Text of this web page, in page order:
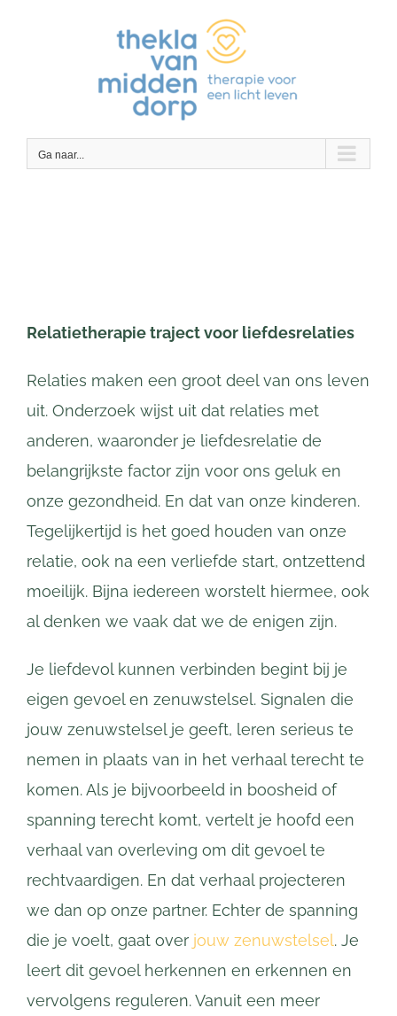
Ga naar...
Relatietherapie traject voor liefdesrelaties
Relaties maken een groot deel van ons leven
uit. Onderzoek wijst uit dat relaties met
anderen, waaronder je liefdesrelatie de
belangrijkste factor zijn voor ons geluk en
onze gezondheid. En dat van onze kinderen.
Tegelijkertijd is het goed houden van onze
relatie, ook na een verliefde start, ontzettend
moeilijk. Bijna iedereen worstelt hiermee, ook
al denken we vaak dat we de enigen zijn.
Je liefdevol kunnen verbinden begint bij je
eigen gevoel en zenuwstelsel. Signalen die
jouw zenuwstelsel je geeft, leren serieus te
nemen in plaats van in het verhaal terecht te
komen. Als je bijvoorbeeld in boosheid of
spanning terecht komt, vertelt je hoofd een
verhaal van overleving om dit gevoel te
rechtvaardigen. En dat verhaal projecteren
we dan op onze partner. Echter de spanning
die je voelt, gaat over jouw zenuwstelsel. Je
leert dit gevoel herkennen en erkennen en
vervolgens reguleren. Vanuit een meer